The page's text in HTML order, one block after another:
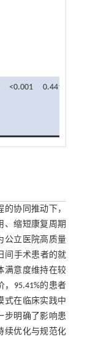
<0.001 0.441
协同推动下，
、缩短康复周期
公立医院高质量
间手术患者的就
满意度维持在较
，95.41%的患者
式在临床实践中
步明确了影响患
续优化与规范化